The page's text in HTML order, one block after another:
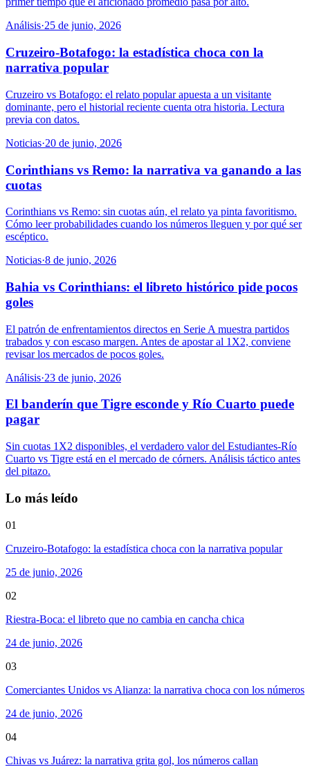
Análisis·25 de junio, 2026
Cruzeiro-Botafogo: la estadística choca con la
narrativa popular
Cruzeiro vs Botafogo: el relato popular apuesta a un visitante
dominante, pero el historial reciente cuenta otra historia. Lectura
previa con datos.
Noticias·20 de junio, 2026
Corinthians vs Remo: la narrativa va ganando a las
cuotas
Corinthians vs Remo: sin cuotas aún, el relato ya pinta favoritismo.
Cómo leer probabilidades cuando los números lleguen y por qué ser
escéptico.
Noticias·8 de junio, 2026
Bahia vs Corinthians: el libreto histórico pide pocos
goles
El patrón de enfrentamientos directos en Serie A muestra partidos
trabados y con escaso margen. Antes de apostar al 1X2, conviene
revisar los mercados de pocos goles.
Análisis·23 de junio, 2026
El banderín que Tigre esconde y Río Cuarto puede
pagar
Sin cuotas 1X2 disponibles, el verdadero valor del Estudiantes-Río
Cuarto vs Tigre está en el mercado de córners. Análisis táctico antes
del pitazo.
Lo más leído
01
Cruzeiro-Botafogo: la estadística choca con la narrativa popular
25 de junio, 2026
02
Riestra-Boca: el libreto que no cambia en cancha chica
24 de junio, 2026
03
Comerciantes Unidos vs Alianza: la narrativa choca con los números
24 de junio, 2026
04
Chivas vs Juárez: la narrativa grita gol, los números callan